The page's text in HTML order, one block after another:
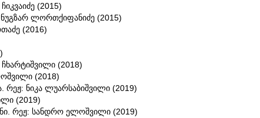
(2015)
ლორთქიფანიძე (2015)
(2016)
(2018)
(2018)
რეჟ: ნიკა ლუარსაბიშვილი (2019)
(2019)
რეჟ: სანდრო ელოშვილი (2019)